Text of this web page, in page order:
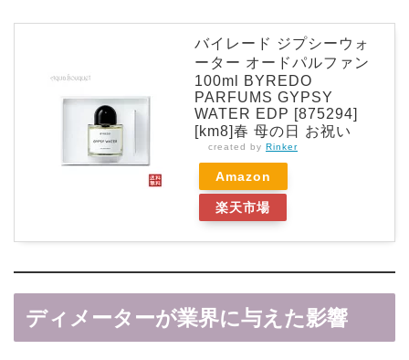
バイレード ジプシーウォ
ーター オードパルファン
100ml BYREDO
PARFUMS GYPSY
WATER EDP [875294]
[km8]春 母の日 お祝い
created by Rinker
Amazon
楽天市場
ディメーターが業界に与えた影響